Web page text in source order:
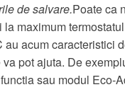
de salvare.Poate ca
la maximum
au acum caracteristici
pot ajuta. De
sau modul Eco-